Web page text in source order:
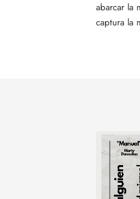
abarcar la
captura la